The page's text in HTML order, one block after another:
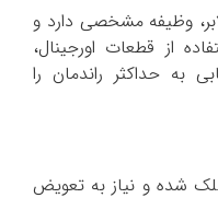
وظیفه مشخصی دارد و
از قطعات اورجینال،
به حداکثر راندمان را
شده و نیاز به تعویض